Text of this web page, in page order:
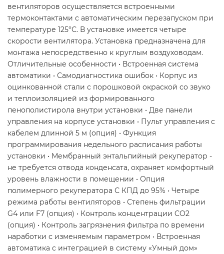
вентиляторов осуществляется встроенными
термоконтактами с автоматическим перезапуском при
температуре 125°С. В установке имеется четыре
скорости вентилятора. Установка предназначена для
монтажа непосредственно к круглым воздуховодам.
Отличительные особенности • Встроенная система
автоматики • Самодиагностика ошибок • Корпус из
оцинкованной стали с порошковой окраской со звуко
и теплоизоляцией из формированного
пенополистирола внутри установки • Две панели
управления на корпусе установки • Пульт управления с
кабелем длинной 5 м (опция) • Функция
программирования недельного расписания работы
установки • Мембранный энтальпийный рекуператор -
не требуется отвода конденсата, охраняет комфортный
уровень влажности в помещении • Опция
полимерного рекуператора С КПД до 95% • Четыре
режима работы вентиляторов • Степень фильтрации
G4 или F7 (опция) • Контроль концентрации CO2
(опция) • Контроль загрязнения фильтра по времени
наработки с изменяемым параметром • Встроенная
автоматика с интеграцией в систему «Умный дом»